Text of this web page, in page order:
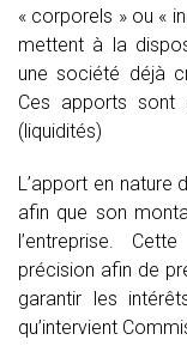
« corporels » ou «
mettent à la
une société déjà
Ces apports sont
(liquidités)
L’apport en nature
afin que son
l’entreprise.
précision afin de
garantir les
qu’intervient